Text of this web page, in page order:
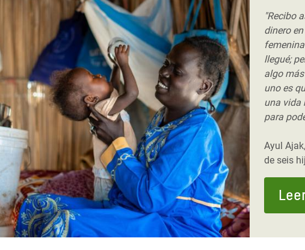
"Recibo
dinero
llegué;
algo
uno es
una vida
para
Ayul
de seis